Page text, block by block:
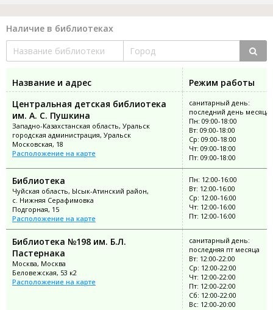
Наличие в библиотеках
Название и адрес
Режим работы
Центральная детская библиотека
им. А. С. Пушкина
Западно-Казахстанская область, Уральск
городская администрация, Уральск
Московская, 18
Расположение на карте
санитарный день:
последний день месяца
Пн: 09:00-18:00
Вт: 09:00-18:00
Ср: 09:00-18:00
Чт: 09:00-18:00
Пт: 09:00-18:00
Библиотека
Чуйская область, Ысык-Атинский район,
с. Нижняя Серафимовка
Подгорная, 15
Расположение на карте
Пн: 12:00-16:00
Вт: 12:00-16:00
Ср: 12:00-16:00
Чт: 12:00-16:00
Пт: 12:00-16:00
Библиотека №198 им. Б.Л.
Пастернака
Москва, Москва
Беловежская, 53 к2
Расположение на карте
санитарный день:
последняя пт месяца
Вт: 12:00-22:00
Ср: 12:00-22:00
Чт: 12:00-22:00
Пт: 12:00-22:00
Сб: 12:00-22:00
Вс: 12:00-20:00